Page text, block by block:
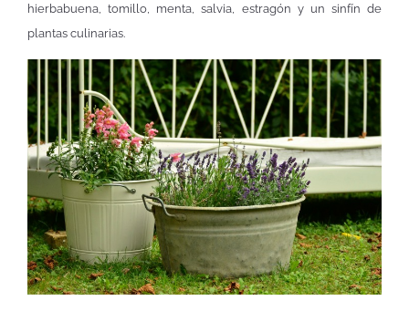
hierbabuena, tomillo, menta, salvia, estragón y un sinfín de
plantas culinarias.